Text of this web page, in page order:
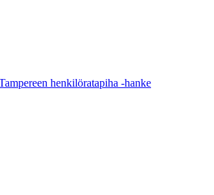
henkilöratapiha -hanke